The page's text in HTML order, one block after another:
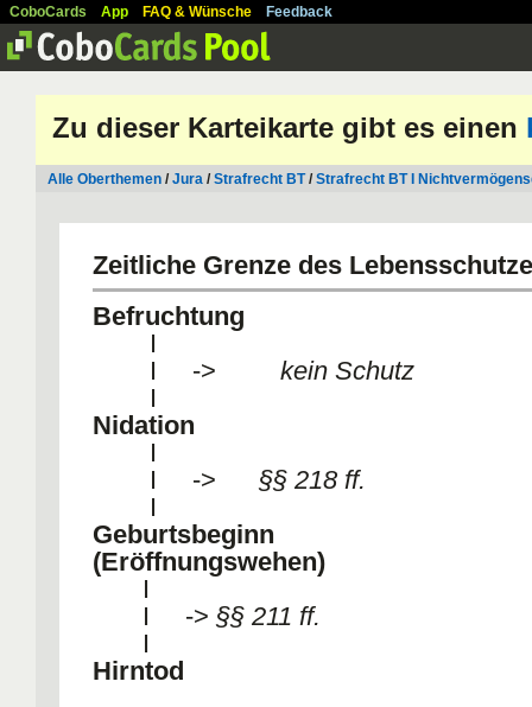
CoboCards App FAQ & Wünsche Feedback
Zu dieser Karteikarte gibt es einen
Alle Oberthemen /Jura /Strafrecht BT/Strafrecht BT I
Zeitliche Grenze des
Befruchtung
I
I -> kein Schutz
I
Nidation
I
I ->§§ 218 ff.
I
Geburtsbeginn
(Eröffnungswehen)
I
I ->§§ 211 ff.
I
Hirntod